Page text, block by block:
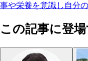
事や栄養を意識し自分
この記事に登